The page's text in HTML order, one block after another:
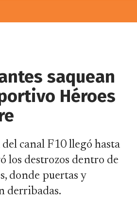
saquean
Héroes
canal F10 llegó hasta
los destrozos dentro de
donde puertas y
derribadas.